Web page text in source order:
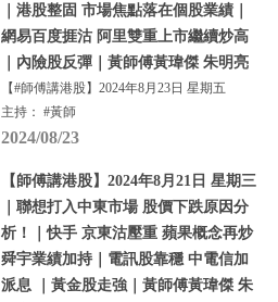
｜港股整固 市場焦點落在個股業績｜
網易百度捱沽 阿里雙重上市繼續炒高
｜內險股反彈｜黃師傅黃瑋傑 朱明亮
【#師傅講港股】2024年8月23日 星期五
主持： #黃師
2024/08/23
【師傅講港股】2024年8月21日 星期三
｜聯想打入中東市場 股價下跌原因分
析！｜快手 京東沽壓重 蘋果概念再炒
舜宇業績加持｜電訊股靠穩 中電信加
派息 ｜黃金股走強｜黃師傅黃瑋傑 朱